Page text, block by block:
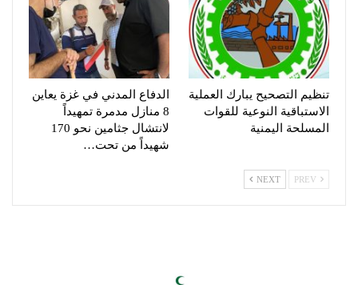
تنظيم التصحيح يبارك العملية
الاستباقية النوعية للقوات
المسلحة اليمنية
الدفاع المدني في غزة يعاين
8 منازل مدمرة تمهيداً
لانتشال جثامين نحو 170
شهيداً من تحت…
NEXT